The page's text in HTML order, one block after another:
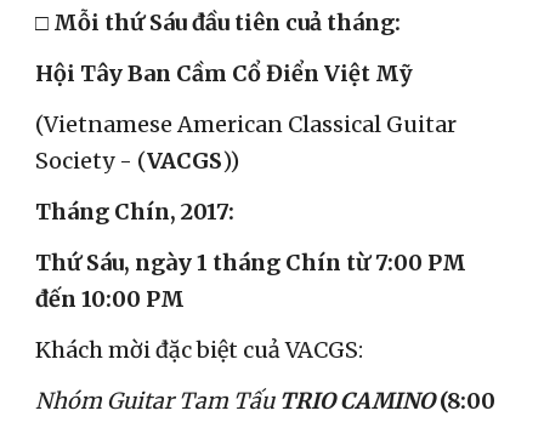
Hội Tây Ban Cầm Cổ Điển Việt Mỹ
(Vietnamese American Classical Guitar
Society - (VACGS))
Tháng Chín, 2017:
Thứ Sáu, ngày 1 tháng Chín từ 7:00 PM
đến 10:00 PM
Khách mời đặc biệt cuả VACGS:
Nhóm Guitar Tam Tấu TRIO CAMINO (8:00